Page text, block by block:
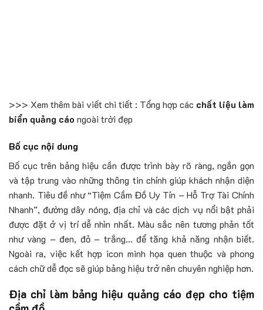
>>> Xem thêm bài viết chi tiết : Tổng hợp các chất liệu làm
biển quảng cáo ngoài trời đẹp
Bố cục nội dung
Bố cục trên bảng hiệu cần được trình bày rõ ràng, ngắn gọn
và tập trung vào những thông tin chính giúp khách nhận diện
nhanh. Tiêu đề như “Tiệm Cầm Đồ Uy Tín – Hỗ Trợ Tài Chính
Nhanh”, đường dây nóng, địa chỉ và các dịch vụ nổi bật phải
được đặt ở vị trí dễ nhìn nhất. Màu sắc nên tương phản tốt
như vàng – đen, đỏ – trắng… để tăng khả năng nhận biết.
Ngoài ra, việc kết hợp icon minh họa quen thuộc và phong
cách chữ dễ đọc sẽ giúp bảng hiệu trở nên chuyên nghiệp hơn.
Địa chỉ làm bảng hiệu quảng cáo đẹp cho tiệm